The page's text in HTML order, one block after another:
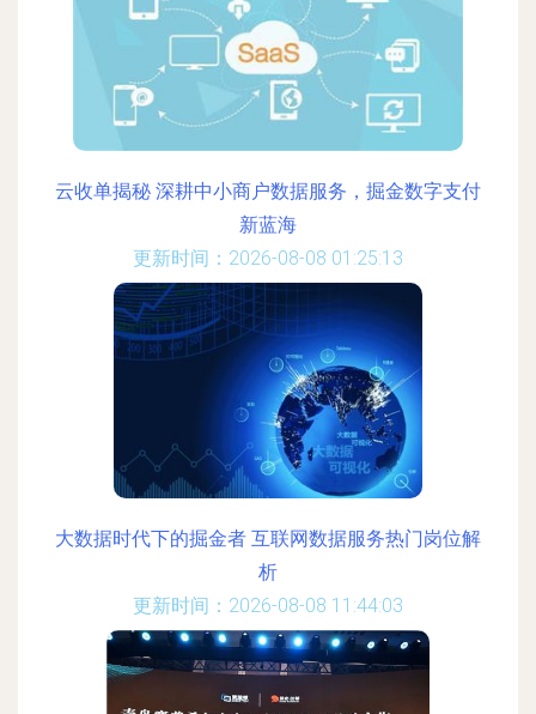
云收单揭秘 深耕中小商户数据服务，掘金数字支付
新蓝海
更新时间：2026-08-08 01:25:13
大数据时代下的掘金者 互联网数据服务热门岗位解
析
更新时间：2026-08-08 11:44:03